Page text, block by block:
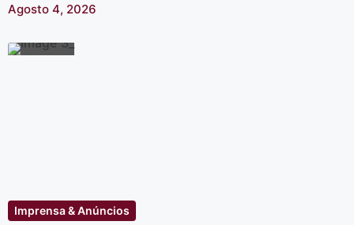
Agosto 4, 2026
Imprensa & Anúncios